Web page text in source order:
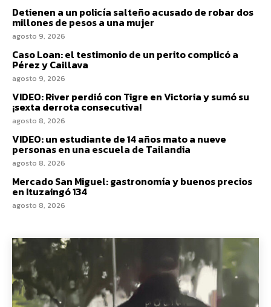
Detienen a un policía salteño acusado de robar dos
millones de pesos a una mujer
agosto 9, 2026
Caso Loan: el testimonio de un perito complicó a
Pérez y Caillava
agosto 9, 2026
VIDEO: River perdió con Tigre en Victoria y sumó su
¡sexta derrota consecutiva!
agosto 8, 2026
VIDEO: un estudiante de 14 años mato a nueve
personas en una escuela de Tailandia
agosto 8, 2026
Mercado San Miguel: gastronomía y buenos precios
en Ituzaingó 134
agosto 8, 2026